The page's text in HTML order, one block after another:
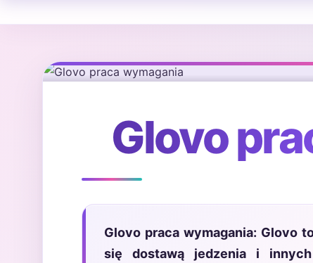
Glovo
Glovo praca wymagania: Glovo
się dostawą jedzenia i